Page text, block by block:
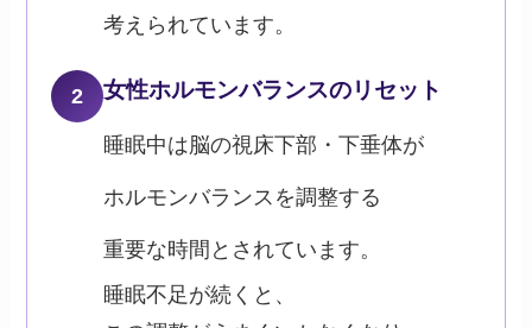
考えられています。
2 女性ホルモンバランスのリセット
睡眠中は脳の視床下部・下垂体が
ホルモンバランスを調整する
重要な時間とされています。
睡眠不足が続くと、